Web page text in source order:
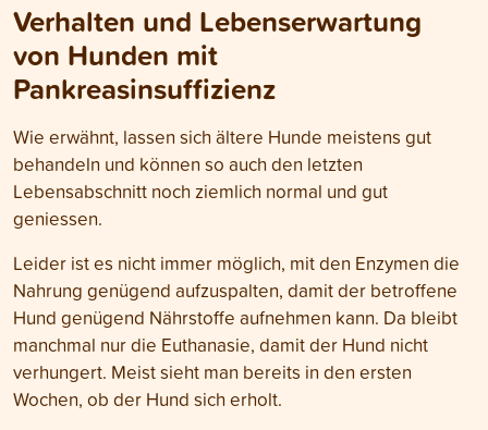
Verhalten und Lebenserwartung
von Hunden mit
Pankreasinsuffizienz
Wie erwähnt, lassen sich ältere Hunde meistens gut
behandeln und können so auch den letzten
Lebensabschnitt noch ziemlich normal und gut
geniessen.
Leider ist es nicht immer möglich, mit den Enzymen die
Nahrung genügend aufzuspalten, damit der betroffene
Hund genügend Nährstoffe aufnehmen kann. Da bleibt
manchmal nur die Euthanasie, damit der Hund nicht
verhungert. Meist sieht man bereits in den ersten
Wochen, ob der Hund sich erholt.